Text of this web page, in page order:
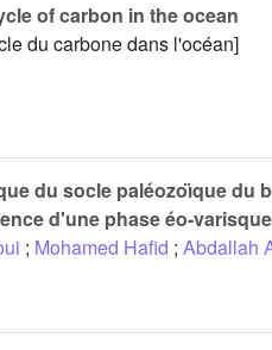
of carbon in the ocean
du carbone dans l'océan]
du socle paléozoı̈que du
d'une phase éo-varisque
; Mohamed Hafid ; Abdallah